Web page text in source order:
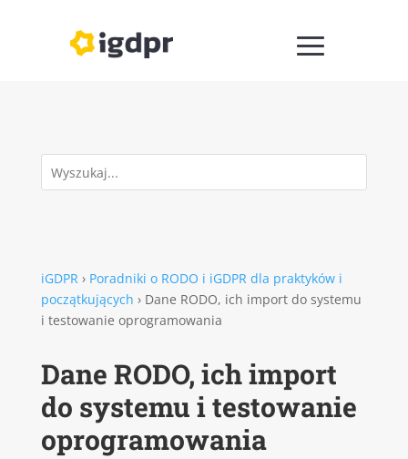
iGDPR› Poradniki o RODO i iGDPR dla praktyków i
początkujących › Dane RODO, ich import do systemu
i testowanie oprogramowania
Dane RODO, ich import
do systemu i testowanie
oprogramowania